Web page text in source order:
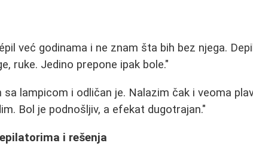
već godinama i ne znam šta bih bez njega.
ruke. Jedino prepone ipak bole."
sa lampicom i odličan je. Nalazim čak i veoma
Bol je podnošljiv, a efekat dugotrajan."
i rešenja